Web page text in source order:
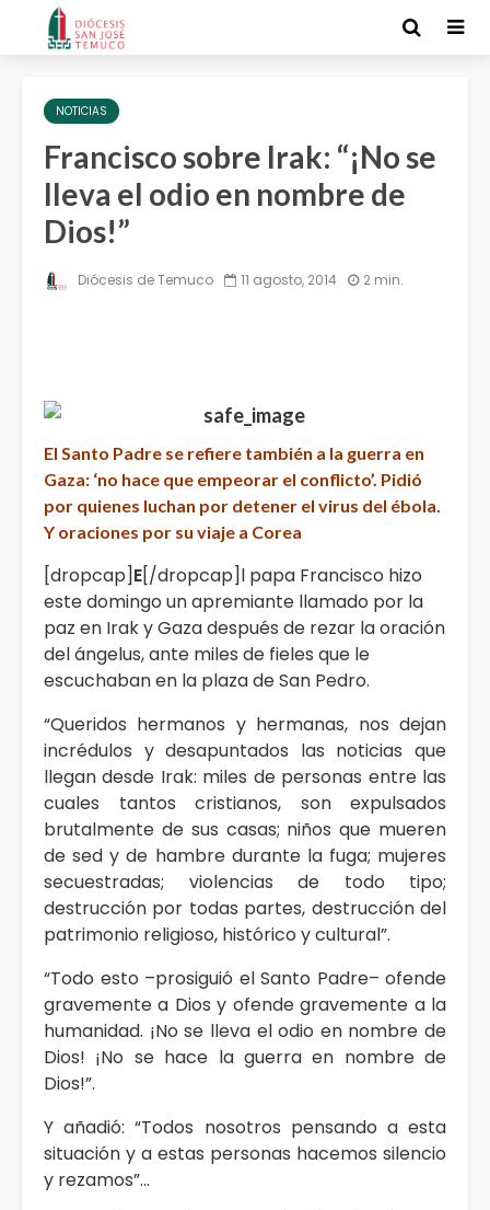
NOTICIAS
Francisco sobre Irak: “¡No se
lleva el odio en nombre de
Dios!”
Diócesis de Temuco 11 agosto, 2014 2 min.
El Santo Padre se refiere también a la guerra en
Gaza: ‘no hace que empeorar el conflicto’. Pidió
por quienes luchan por detener el virus del ébola.
Y oraciones por su viaje a Corea
[dropcap]E[/dropcap]l papa Francisco hizo
este domingo un apremiante llamado por la
paz en Irak y Gaza después de rezar la oración
del ángelus, ante miles de fieles que le
escuchaban en la plaza de San Pedro.
“Queridos hermanos y hermanas, nos dejan
incrédulos y desapuntados las noticias que
llegan desde Irak: miles de personas entre las
cuales tantos cristianos, son expulsados
brutalmente de sus casas; niños que mueren
de sed y de hambre durante la fuga; mujeres
secuestradas; violencias de todo tipo;
destrucción por todas partes, destrucción del
patrimonio religioso, histórico y cultural”.
“Todo esto –prosiguió el Santo Padre– ofende
gravemente a Dios y ofende gravemente a la
humanidad. ¡No se lleva el odio en nombre de
Dios! ¡No se hace la guerra en nombre de
Dios!”.
Y añadió: “Todos nosotros pensando a esta
situación y a estas personas hacemos silencio
y rezamos”…